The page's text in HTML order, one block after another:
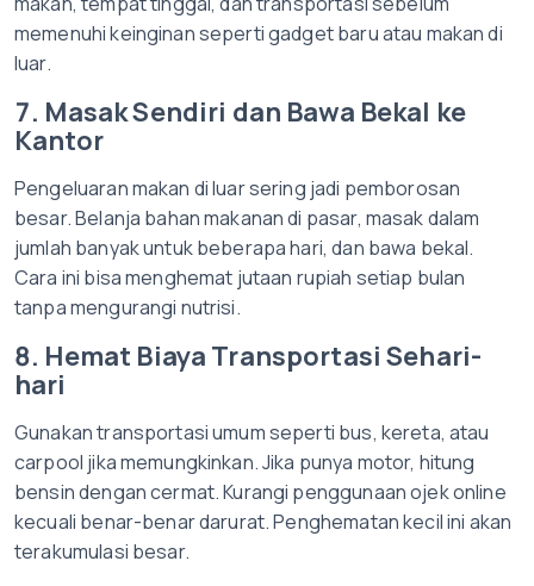
memenuhi keinginan seperti gadget baru atau makan di
luar.
7. Masak Sendiri dan Bawa Bekal ke
Kantor
Pengeluaran makan di luar sering jadi pemborosan
besar. Belanja bahan makanan di pasar, masak dalam
jumlah banyak untuk beberapa hari, dan bawa bekal.
Cara ini bisa menghemat jutaan rupiah setiap bulan
tanpa mengurangi nutrisi.
8. Hemat Biaya Transportasi Sehari-
hari
Gunakan transportasi umum seperti bus, kereta, atau
carpool jika memungkinkan. Jika punya motor, hitung
bensin dengan cermat. Kurangi penggunaan ojek online
kecuali benar-benar darurat. Penghematan kecil ini akan
terakumulasi besar.